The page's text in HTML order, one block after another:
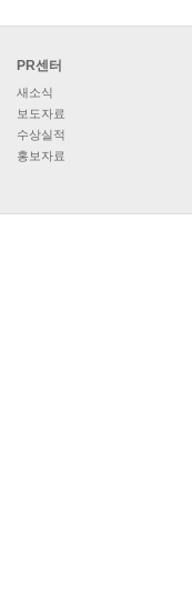
PR센터
새소식
보도자료
수상실적
홍보자료